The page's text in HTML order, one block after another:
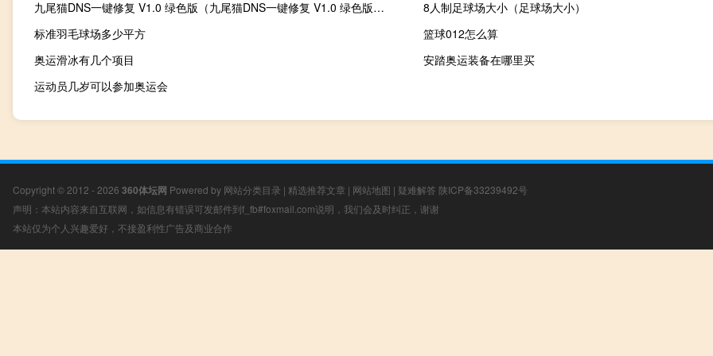
九尾猫DNS一键修复 V1.0 绿色版（九尾猫DNS一键修复 V1.0 绿色版功能简介）
8人制足球场大小（足球场大小）
标准羽毛球场多少平方
篮球012怎么算
奥运滑冰有几个项目
安踏奥运装备在哪里买
运动员几岁可以参加奥运会
Copyright © 2012 - 2026 360体坛网 Powered by 网站分类目录 | 精选推荐文章 | 网站地图 | 疑难解答 陕ICP备33239492号
声明：本站内容来自互联网，如信息有错误可发邮件到f_fb#foxmail.com说明，我们会及时纠正，谢谢
本站仅为个人兴趣爱好，不接盈利性广告及商业合作